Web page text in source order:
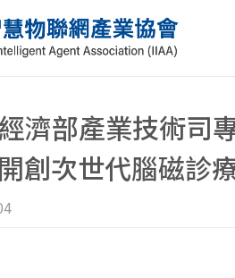
濟部產業技術司
創次世代腦磁診